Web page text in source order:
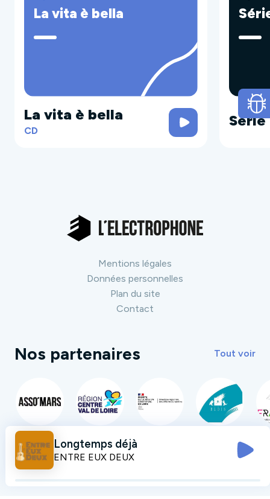
La vita è bella
La vita è bella
CD
Série
Mentions légales
Données personnelles
Plan du site
Contact
Nos partenaires Tout voir
Longtemps déjà
ENTRE EUX DEUX